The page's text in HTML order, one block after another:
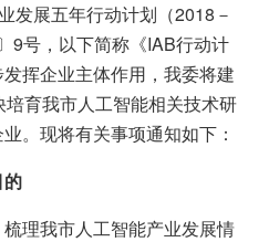
发展五年行动计划（2018－
9号，以下简称《IAB行动计
挥企业主体作用，我委将建
培育我市人工智能相关技术研
。现将有关事项通知如下：
的
理我市人工智能产业发展情